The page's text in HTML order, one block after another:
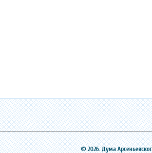
© 2026. Дума